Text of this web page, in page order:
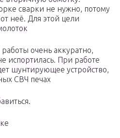
сварки не нужно, потому
неё. Для этой цели
очень аккуратно,
испортилась. При работе
шунтирующее устройство,
СВЧ печах